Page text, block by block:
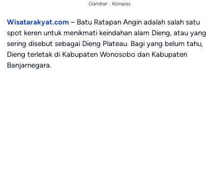
Gambar : Kompas
Wisatarakyat.com– Batu Ratapan Angin adalah salah satu
spot keren untuk menikmati keindahan alam Dieng, atau yang
sering disebut sebagai Dieng Plateau. Bagi yang belum tahu,
Dieng terletak di Kabupaten Wonosobo dan Kabupaten
Banjarnegara.